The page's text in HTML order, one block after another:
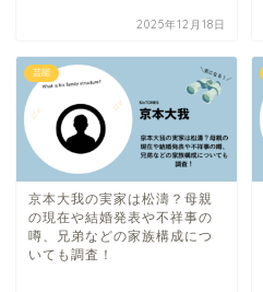
2025年12月18日
芸能
京本大我の実家は松濤？母親
の現在や結婚発表や不祥事の
噂、兄弟などの家族構成につ
いても調査！